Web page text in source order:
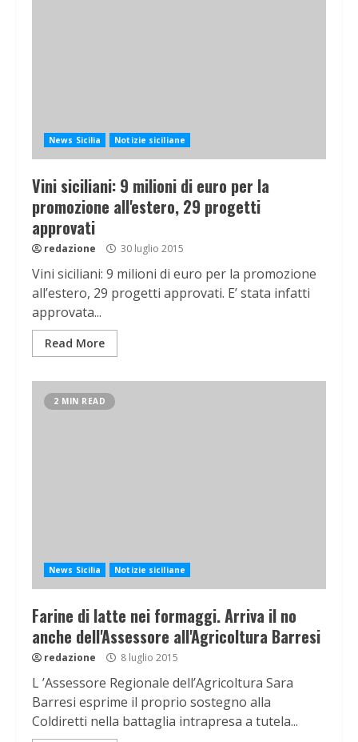
News Sicilia Notizie siciliane
Vini siciliani: 9 milioni di euro per la
promozione all'estero, 29 progetti
approvati
redazione 30 luglio 2015
Vini siciliani: 9 milioni di euro per la promozione
all’estero, 29 progetti approvati. E’ stata infatti
approvata...
Read More
2 MIN READ
News Sicilia Notizie siciliane
Farine di latte nei formaggi. Arriva il no
anche dell'Assessore all'Agricoltura Barresi
redazione 8 luglio 2015
L ’Assessore Regionale dell’Agricoltura Sara
Barresi esprime il proprio sostegno alla
Coldiretti nella battaglia intrapresa a tutela...